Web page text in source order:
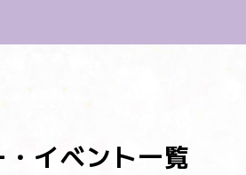
イベント一覧